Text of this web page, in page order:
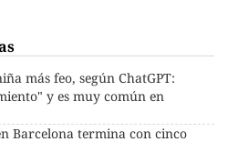
más feo, según ChatGPT:
y es muy común en
Barcelona termina con cinco